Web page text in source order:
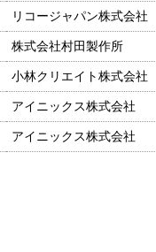
リコージャパン株式会社
株式会社村田製作所
小林クリエイト株式会社
アイニックス株式会社
アイニックス株式会社